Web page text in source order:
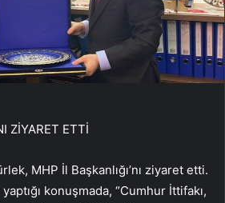
ZİYARET ETTİ
MHP İl Başkanlığı’nı ziyaret etti.
konuşmada, “Cumhur İttifakı,